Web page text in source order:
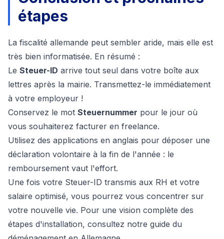
étapes
La fiscalité allemande peut sembler aride, mais elle est
très bien informatisée. En résumé :
Le Steuer-ID arrive tout seul dans votre boîte aux
lettres après la mairie. Transmettez-le immédiatement
à votre employeur !
Conservez le mot Steuernummer pour le jour où
vous souhaiterez facturer en freelance.
Utilisez des applications en anglais pour déposer une
déclaration volontaire à la fin de l'année : le
remboursement vaut l'effort.
Une fois votre Steuer-ID transmis aux RH et votre
salaire optimisé, vous pourrez vous concentrer sur
votre nouvelle vie. Pour une vision complète des
étapes d'installation, consultez notre guide du